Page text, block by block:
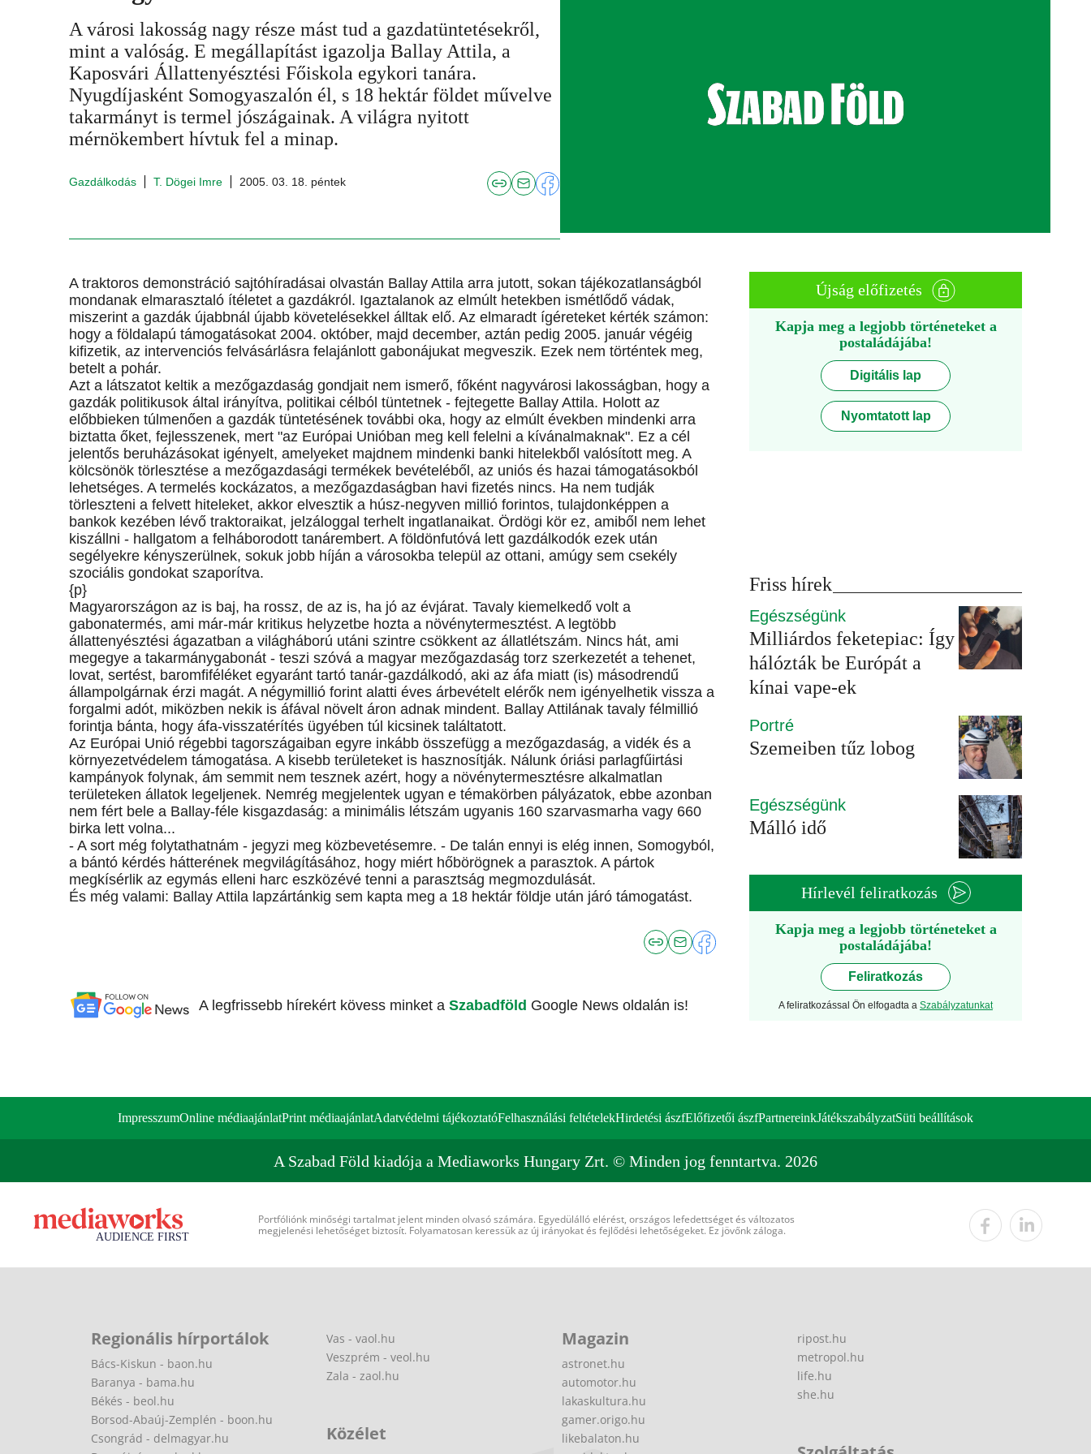
A városi lakosság nagy része mást tud a gazdatüntetésekről,
mint a valóság. E megállapítást igazolja Ballay Attila, a
Kaposvári Állattenyésztési Főiskola egykori tanára.
Nyugdíjasként Somogyaszalón él, s 18 hektár földet művelve
takarmányt is termel jószágainak. A világra nyitott
mérnökembert hívtuk fel a minap.
Gazdálkodás T. Dögei Imre 2005. 03. 18. péntek
A traktoros demonstráció sajtóhíradásai olvastán Ballay Attila arra jutott, sokan tájékozatlanságból
mondanak elmarasztaló ítéletet a gazdákról. Igaztalanok az elmúlt hetekben ismétlődő vádak,
miszerint a gazdák újabbnál újabb követelésekkel álltak elő. Az elmaradt ígéreteket kérték számon:
hogy a földalapú támogatásokat 2004. október, majd december, aztán pedig 2005. január végéig
kifizetik, az intervenciós felvásárlásra felajánlott gabonájukat megveszik. Ezek nem történtek meg,
betelt a pohár.
Azt a látszatot keltik a mezőgazdaság gondjait nem ismerő, főként nagyvárosi lakosságban, hogy a
gazdák politikusok által irányítva, politikai célból tüntetnek - fejtegette Ballay Attila. Holott az
előbbieken túlmenően a gazdák tüntetésének további oka, hogy az elmúlt években mindenki arra
biztatta őket, fejlesszenek, mert "az Európai Unióban meg kell felelni a kívánalmaknak". Ez a cél
jelentős beruházásokat igényelt, amelyeket majdnem mindenki banki hitelekből valósított meg. A
kölcsönök törlesztése a mezőgazdasági termékek bevételéből, az uniós és hazai támogatásokból
lehetséges. A termelés kockázatos, a mezőgazdaságban havi fizetés nincs. Ha nem tudják
törleszteni a felvett hiteleket, akkor elvesztik a húsz-negyven millió forintos, tulajdonképpen a
bankok kezében lévő traktoraikat, jelzáloggal terhelt ingatlanaikat. Ördögi kör ez, amiből nem lehet
kiszállni - hallgatom a felháborodott tanárembert. A földönfutóvá lett gazdálkodók ezek után
segélyekre kényszerülnek, sokuk jobb híján a városokba települ az ottani, amúgy sem csekély
szociális gondokat szaporítva.
{p}
Magyarországon az is baj, ha rossz, de az is, ha jó az évjárat. Tavaly kiemelkedő volt a
gabonatermés, ami már-már kritikus helyzetbe hozta a növénytermesztést. A legtöbb
állattenyésztési ágazatban a világháború utáni szintre csökkent az állatlétszám. Nincs hát, ami
megegye a takarmánygabonát - teszi szóvá a magyar mezőgazdaság torz szerkezetét a tehenet,
lovat, sertést, baromfiféléket egyaránt tartó tanár-gazdálkodó, aki az áfa miatt (is) másodrendű
állampolgárnak érzi magát. A négymillió forint alatti éves árbevételt elérők nem igényelhetik vissza a
forgalmi adót, miközben nekik is áfával növelt áron adnak mindent. Ballay Attilának tavaly félmillió
forintja bánta, hogy áfa-visszatérítés ügyében túl kicsinek találtatott.
Az Európai Unió régebbi tagországaiban egyre inkább összefügg a mezőgazdaság, a vidék és a
környezetvédelem támogatása. A kisebb területeket is hasznosítják. Nálunk óriási parlagfűirtási
kampányok folynak, ám semmit nem tesznek azért, hogy a növénytermesztésre alkalmatlan
területeken állatok legeljenek. Nemrég megjelentek ugyan e témakörben pályázatok, ebbe azonban
nem fért bele a Ballay-féle kisgazdaság: a minimális létszám ugyanis 160 szarvasmarha vagy 660
birka lett volna...
- A sort még folytathatnám - jegyzi meg közbevetésemre. - De talán ennyi is elég innen, Somogyból,
a bántó kérdés hátterének megvilágításához, hogy miért hőbörögnek a parasztok. A pártok
megkísérlik az egymás elleni harc eszközévé tenni a parasztság megmozdulását.
És még valami: Ballay Attila lapzártánkig sem kapta meg a 18 hektár földje után járó támogatást.
A legfrissebb hírekért kövess minket a Szabadföld Google News oldalán is!
Újság előfizetés
Kapja meg a legjobb történeteket a
postaládájába!
Digitális lap
Nyomtatott lap
Friss hírek
Egészségünk
Milliárdos feketepiac: Így
hálózták be Európát a
kínai vape-ek
Portré
Szemeiben tűz lobog
Egészségünk
Málló idő
Hírlevél feliratkozás
Kapja meg a legjobb történeteket a
postaládájába!
Feliratkozás
A feliratkozással Ön elfogadta a Szabályzatunkat
ImpresszumOnline médiaajánlatPrint médiaajánlatAdatvédelmi tájékoztatóFelhasználási feltételekHirdetési ászfElőfizetői ászfPartnereinkJátékszabályzatSüti beállítások
A Szabad Föld kiadója a Mediaworks Hungary Zrt. © Minden jog fenntartva. 2026
Portfóliónk minőségi tartalmat jelent minden olvasó számára. Egyedülálló elérést, országos lefedettséget és változatos
megjelenési lehetőséget biztosít. Folyamatosan keressük az új irányokat és fejlődési lehetőségeket. Ez jövőnk záloga.
Regionális hírportálok
Bács-Kiskun - baon.hu
Baranya - bama.hu
Békés - beol.hu
Borsod-Abaúj-Zemplén - boon.hu
Csongrád - delmagyar.hu
Vas - vaol.hu
Veszprém - veol.hu
Zala - zaol.hu
Közélet
Magazin
astronet.hu
automotor.hu
lakaskultura.hu
gamer.origo.hu
likebalaton.hu
ripost.hu
metropol.hu
life.hu
she.hu